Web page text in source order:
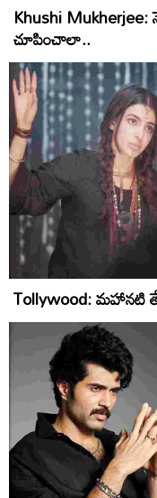
Khushi Mukherjee:
చూపించాలా..
Tollywood: మహానటి